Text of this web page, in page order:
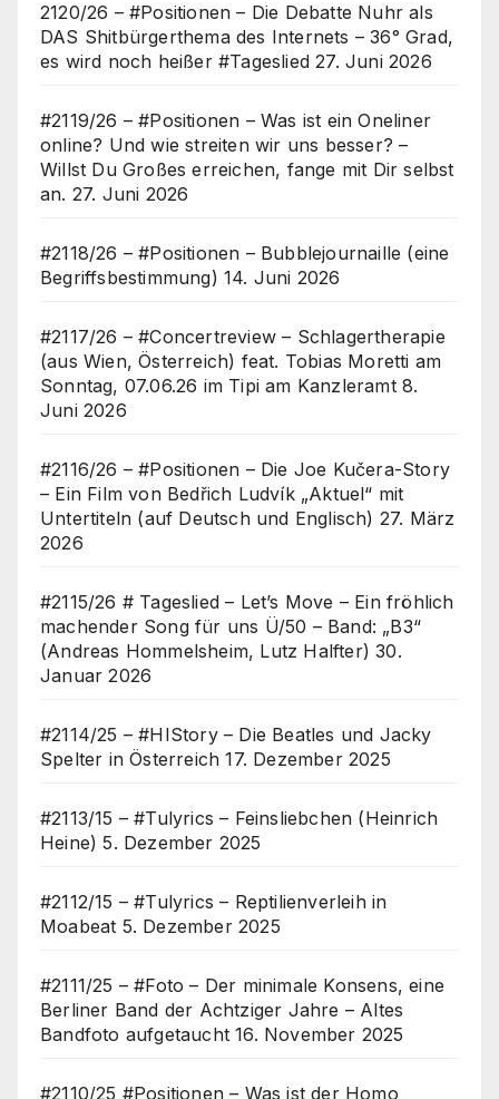
2120/26 – #Positionen – Die Debatte Nuhr als
DAS Shitbürgerthema des Internets – 36° Grad,
es wird noch heißer #Tageslied 27. Juni 2026
#2119/26 – #Positionen – Was ist ein Oneliner
online? Und wie streiten wir uns besser? –
Willst Du Großes erreichen, fange mit Dir selbst
an. 27. Juni 2026
#2118/26 – #Positionen – Bubblejournaille (eine
Begriffsbestimmung) 14. Juni 2026
#2117/26 – #Concertreview – Schlagertherapie
(aus Wien, Österreich) feat. Tobias Moretti am
Sonntag, 07.06.26 im Tipi am Kanzleramt 8.
Juni 2026
#2116/26 – #Positionen – Die Joe Kučera-Story
– Ein Film von Bedřich Ludvík „Aktuel“ mit
Untertiteln (auf Deutsch und Englisch) 27. März
2026
#2115/26 # Tageslied – Let’s Move – Ein fröhlich
machender Song für uns Ü/50 – Band: „B3“
(Andreas Hommelsheim, Lutz Halfter) 30.
Januar 2026
#2114/25 – #HIStory – Die Beatles und Jacky
Spelter in Österreich 17. Dezember 2025
#2113/15 – #Tulyrics – Feinsliebchen (Heinrich
Heine) 5. Dezember 2025
#2112/15 – #Tulyrics – Reptilienverleih in
Moabeat 5. Dezember 2025
#2111/25 – #Foto – Der minimale Konsens, eine
Berliner Band der Achtziger Jahre – Altes
Bandfoto aufgetaucht 16. November 2025
#2110/25 #Positionen – Was ist der Homo